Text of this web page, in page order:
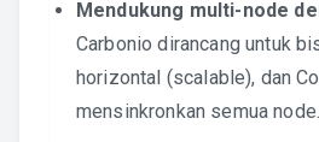
Mendukung multi-node
Carbonio dirancang untuk
horizontal (scalable), dan
mensinkronkan semua node.